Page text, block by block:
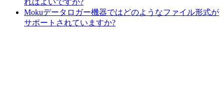
Mokuデータロガー機器ではどのようなファイル形式が
サポートされていますか?